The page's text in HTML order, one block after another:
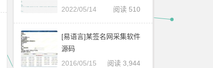
阅读 510
2022/05/14
[易语言]某签名网采集软件
源码
阅读 3,944
2016/05/15